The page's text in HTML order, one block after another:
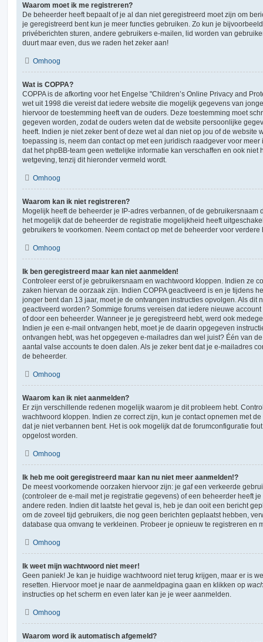
Waarom moet ik me registreren?
De beheerder heeft bepaalt of je al dan niet geregistreerd moet zijn om
je geregistreerd bent kun je meer functies gebruiken. Zo kun je
privéberichten sturen, andere gebruikers e-mailen, lid worden van
duurt maar even, dus we raden het zeker aan!
Omhoog
Wat is COPPA?
COPPA is de afkorting voor het Engelse "Children’s Online Privacy and
wet uit 1998 die vereist dat iedere website die mogelijk gegevens van
hiervoor de toestemming heeft van de ouders. Deze toestemming moet
gegeven worden, zodat de ouders weten dat de website persoonlijke
heeft. Indien je niet zeker bent of deze wet al dan niet op jou of de website
toepassing is, neem dan contact op met een juridisch raadgever voor
dat het phpBB-team geen wettelijke informatie kan verschaffen en ook niet
wetgeving, tenzij dit hieronder vermeld wordt.
Omhoog
Waarom kan ik niet registreren?
Mogelijk heeft de beheerder je IP-adres verbannen, of de gebruikersnaam
het mogelijk dat de beheerder de registratie mogelijkheid heeft
gebruikers te voorkomen. Neem contact op met de beheerder voor verdere
Omhoog
Ik ben geregistreerd maar kan niet aanmelden!
Controleer eerst of je gebruikersnaam en wachtwoord kloppen. Indien ze
zaken hiervan de oorzaak zijn. Indien COPPA geactiveerd is en je tijdens
jonger bent dan 13 jaar, moet je de ontvangen instructies opvolgen. Als dit
geactiveerd worden? Sommige forums vereisen dat iedere nieuwe
of door een beheerder. Wanneer je je geregistreerd hebt, werd ook
Indien je een e-mail ontvangen hebt, moet je de daarin opgegeven
ontvangen hebt, was het opgegeven e-mailadres dan wel juist? Één van
aantal valse accounts te doen dalen. Als je zeker bent dat je e-mailadres
de beheerder.
Omhoog
Waarom kan ik niet aanmelden?
Er zijn verschillende redenen mogelijk waarom je dit probleem hebt.
wachtwoord kloppen. Indien ze correct zijn, kun je contact opnemen met
dat je niet verbannen bent. Het is ook mogelijk dat de forumconfiguratie
opgelost worden.
Omhoog
Ik heb me ooit geregistreerd maar kan nu niet meer aanmelden!?
De meest voorkomende oorzaken hiervoor zijn: je gaf een verkeerde
(controleer de e-mail met je registratie gegevens) of een beheerder heeft
andere reden. Indien dit laatste het geval is, heb je dan ooit een bericht
om de zoveel tijd gebruikers, die nog geen berichten geplaatst hebben,
database qua omvang te verkleinen. Probeer je opnieuw te registreren en
Omhoog
Ik weet mijn wachtwoord niet meer!
Geen paniek! Je kan je huidige wachtwoord niet terug krijgen, maar er is
resetten. Hiervoor moet je naar de aanmeldpagina gaan en klikken op
instructies op het scherm en even later kan je je weer aanmelden.
Omhoog
Waarom word ik automatisch afgemeld?